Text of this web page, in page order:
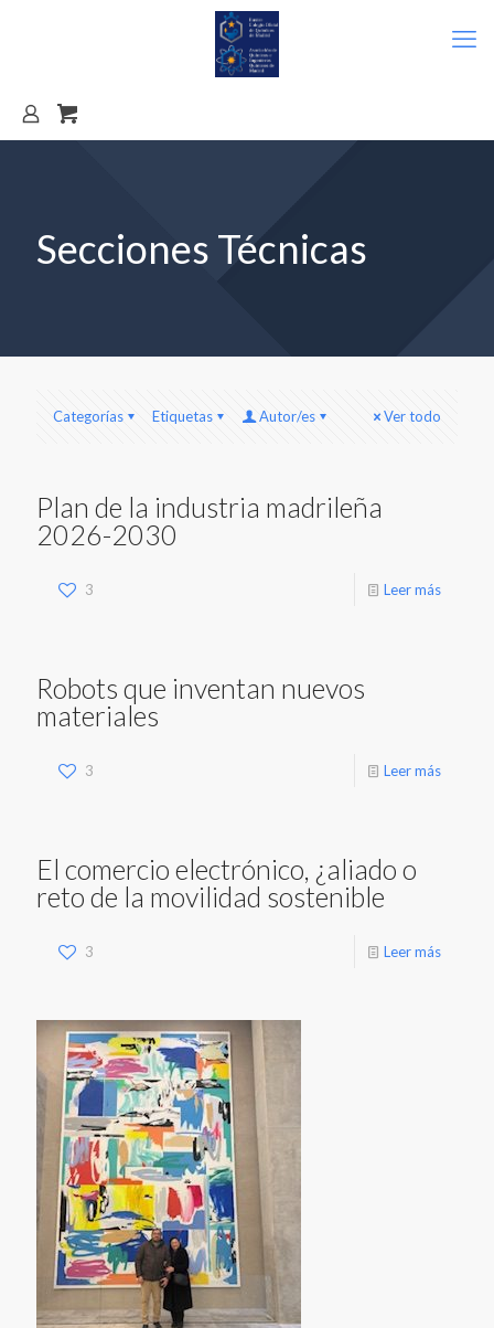
Secciones Técnicas
Categorías Etiquetas Autor/es Ver todo
Plan de la industria madrileña
2026-2030
3 Leer más
Robots que inventan nuevos
materiales
3 Leer más
El comercio electrónico, ¿aliado o
reto de la movilidad sostenible
3 Leer más